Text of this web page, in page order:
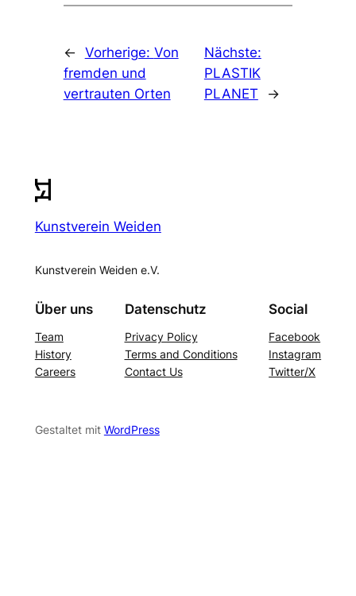
← Vorherige: Von
fremden und
vertrauten Orten
Nächste:
PLASTIK
PLANET
→
Kunstverein Weiden
Kunstverein Weiden e.V.
Über uns
Team
History
Careers
Datenschutz
Privacy Policy
Terms and Conditions
Contact Us
Social
Facebook
Instagram
Twitter/X
Gestaltet mit WordPress